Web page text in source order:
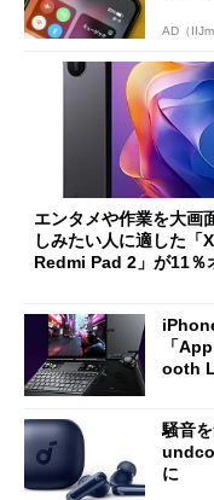
AD（
エンタメや作業を大画
しみたい人に適した「
Redmi Pad 2」が11％
「
ooth
騒音
に